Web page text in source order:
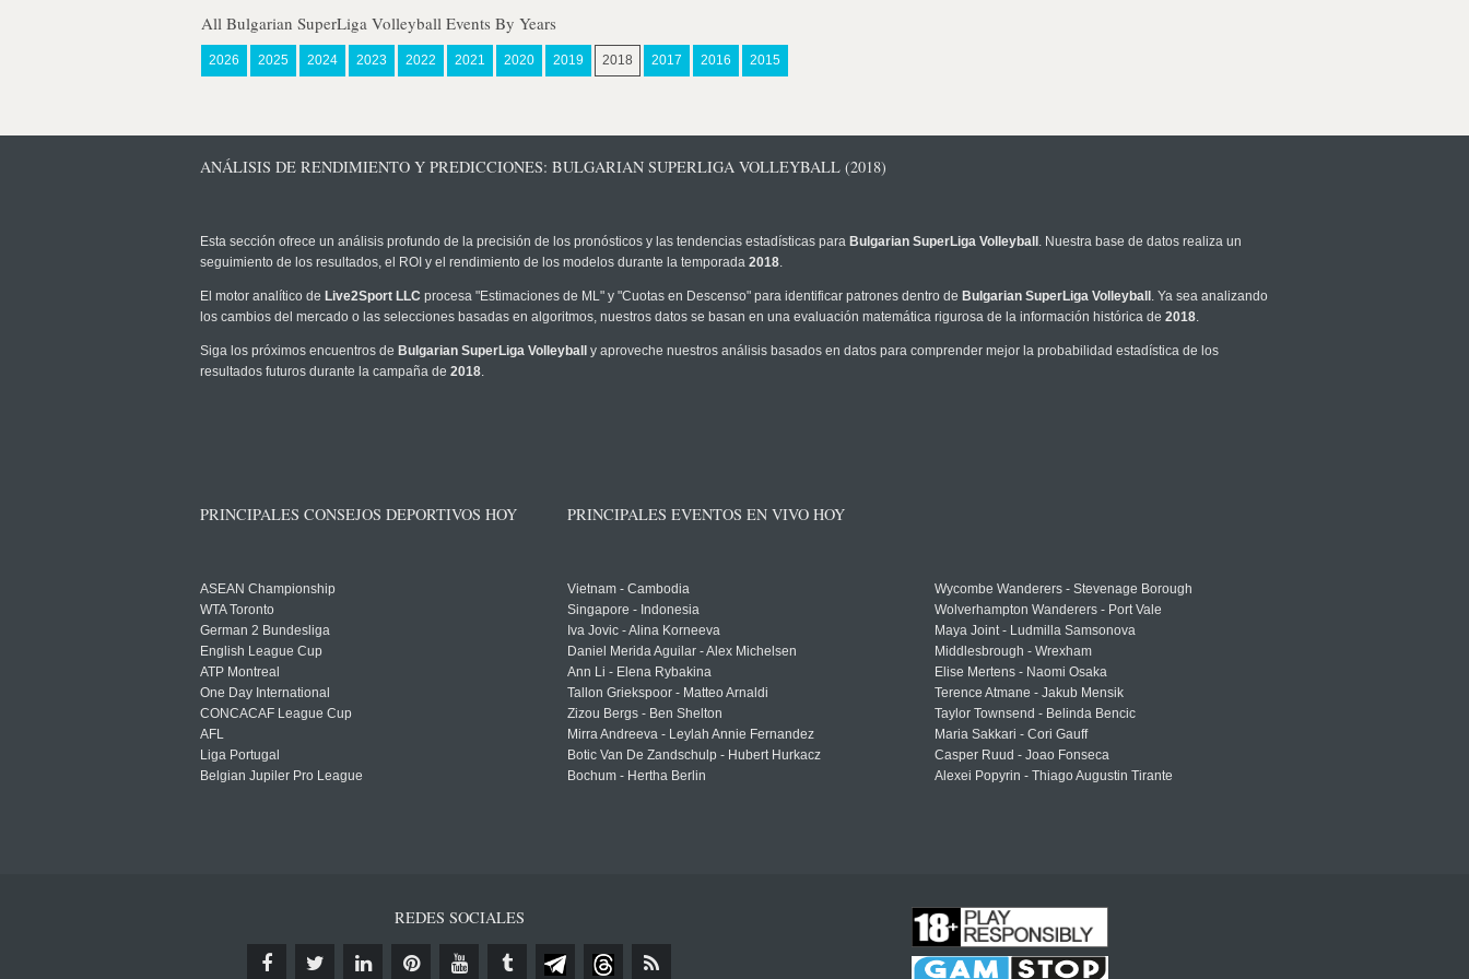
All Bulgarian SuperLiga Volleyball Events By Years
2026 2025 2024 2023 2022 2021 2020 2019 2018 2017 2016 2015
ANÁLISIS DE RENDIMIENTO Y PREDICCIONES: BULGARIAN SUPERLIGA VOLLEYBALL (2018)
Esta sección ofrece un análisis profundo de la precisión de los pronósticos y las tendencias estadísticas para Bulgarian SuperLiga Volleyball . Nuestra base de datos realiza un
seguimiento de los resultados, el ROI y el rendimiento de los modelos durante la temporada 2018.
El motor analítico de Live2Sport LLC procesa "Estimaciones de ML" y "Cuotas en Descenso" para identificar patrones dentro de Bulgarian SuperLiga Volleyball . Ya sea analizando
los cambios del mercado o las selecciones basadas en algoritmos, nuestros datos se basan en una evaluación matemática rigurosa de la información histórica de 2018.
Siga los próximos encuentros de Bulgarian SuperLiga Volleyball
y aproveche nuestros análisis basados en datos para comprender mejor la probabilidad estadística de los
resultados futuros durante la campaña de 2018.
PRINCIPALES CONSEJOS DEPORTIVOS HOY
ASEAN Championship
WTA Toronto
German 2 Bundesliga
English League Cup
ATP Montreal
One Day International
CONCACAF League Cup
AFL
Liga Portugal
Belgian Jupiler Pro League
PRINCIPALES EVENTOS EN VIVO HOY
Vietnam - Cambodia
Singapore - Indonesia
Iva Jovic - Alina Korneeva
Daniel Merida Aguilar - Alex Michelsen
Ann Li - Elena Rybakina
Tallon Griekspoor - Matteo Arnaldi
Zizou Bergs - Ben Shelton
Mirra Andreeva - Leylah Annie Fernandez
Botic Van De Zandschulp - Hubert Hurkacz
Bochum - Hertha Berlin
Wycombe Wanderers - Stevenage Borough
Wolverhampton Wanderers - Port Vale
Maya Joint - Ludmilla Samsonova
Middlesbrough - Wrexham
Elise Mertens - Naomi Osaka
Terence Atmane - Jakub Mensik
Taylor Townsend - Belinda Bencic
Maria Sakkari - Cori Gauff
Casper Ruud - Joao Fonseca
Alexei Popyrin - Thiago Augustin Tirante
REDES SOCIALES